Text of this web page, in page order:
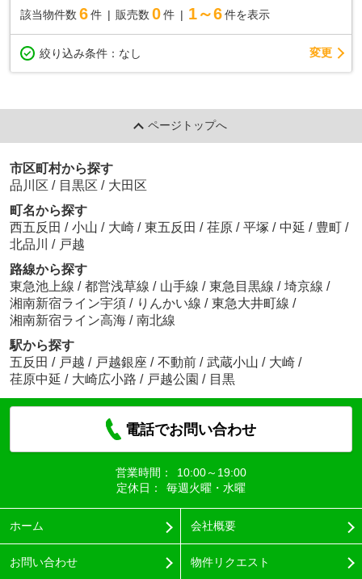
該当物件数 6件 販売数 0 件 1～6 件を表示
絞り込み条件： なし 変更
ページトップへ
市区町村から探す
品川区 / 目黒区 / 大田区
町名から探す
西五反田 / 小山 / 大崎 / 東五反田 / 荏原 / 平塚 / 中延 / 豊町 /
北品川 / 戸越
路線から探す
東急池上線 / 都営浅草線 / 山手線 / 東急目黒線 / 埼京線 /
湘南新宿ライン宇須 / りんかい線 / 東急大井町線 /
湘南新宿ライン高海 / 南北線
駅から探す
五反田 / 戸越 / 戸越銀座 / 不動前 / 武蔵小山 / 大崎 /
荏原中延 / 大崎広小路 / 戸越公園 / 目黒
電話でお問い合わせ
営業時間：
10:00～19:00
定休日：
毎週火曜・水曜
ホーム 会社概要
お問い合わせ 物件リクエスト